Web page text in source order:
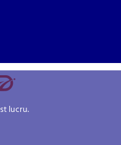
lucru.